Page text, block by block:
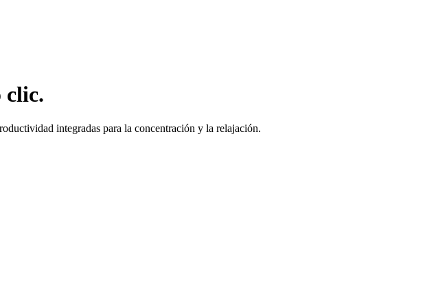
clic.
integradas para la concentración y la relajación.